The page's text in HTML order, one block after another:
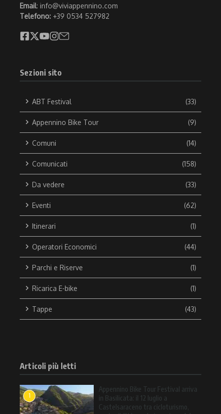
Email: info@viviappennino.com
Telefono: +39 0534 527982
Sezioni sito
ABT Festival (33)
Appennino Bike Tour (9)
Comuni (14)
Comunicati (158)
Da vedere (33)
Eventi (62)
Itinerari (1)
Operatori Economici (44)
Parchi e Riserve (1)
Ricarica E-bike (1)
Tappe (43)
Articoli più letti
1
Appennino Bike Tour Festival arriva
in Basilicata: il 12 luglio a
Castelsaraceno tra cicloturismo,